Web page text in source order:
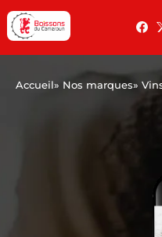
Accueil» Nos marques»